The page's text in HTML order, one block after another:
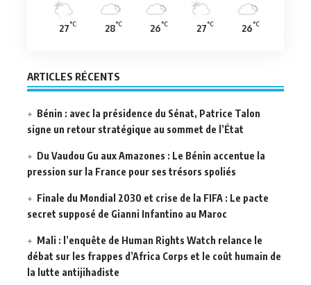
27°C 28°C 26°C 27°C 26°C
ARTICLES RÉCENTS
Bénin : avec la présidence du Sénat, Patrice Talon
signe un retour stratégique au sommet de l’État
Du Vaudou Gu aux Amazones : Le Bénin accentue la
pression sur la France pour ses trésors spoliés
Finale du Mondial 2030 et crise de la FIFA : Le pacte
secret supposé de Gianni Infantino au Maroc
Mali : l’enquête de Human Rights Watch relance le
débat sur les frappes d’Africa Corps et le coût humain de
la lutte antijihadiste